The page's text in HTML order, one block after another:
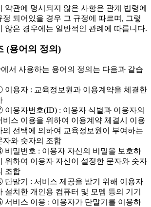
약관에 명시되지 않은 사항은 관계 법령에
정 되어있을 경우 그 규정에 따르며, 그렇
않은 경우에는 일반적인 관례에 따릅니다.
(용어의 정의)
서 사용하는 용어의 정의는 다음과 같습
이용자 : 교육정보원과 이용계약을 체결한
이용자번호(ID) : 이용자 식별과 이용자의
비스 이용을 위하여 이용계약 체결시 이용
의 선택에 의하여 교육정보원이 부여하는
자와 숫자의 조합
비밀번호 : 이용자 자신의 비밀을 보호하
위하여 이용자 자신이 설정한 문자와 숫자
조합
단말기 : 서비스 제공을 받기 위해 이용자
설치한 개인용 컴퓨터 및 모뎀 등의 기기
서비스 이용 : 이용자가 단말기를 이용하